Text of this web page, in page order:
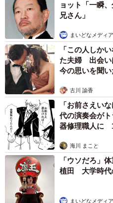
その日、元々私は仕事で主人
が酷く保育園に行けないので
した。そこで「昼飲みは行け
を入れてくれました。
日頃から主人と娘を2人にす
ったので16時までの仕事を
した。私が家に帰ると、娘は
きてよかった…」と思ってい
備を始めて。15時過ぎに昼飲
た！ 目が点でした笑。
――その結果、深夜に友達を
ョット「一瞬
兄さん」
まいどなメディア
「この人しか
た夫婦 出会い
今の思いを聞い
古川 諭香
「お前さえい
代の演奏会が
器修理職人に
海川 まこと
「ウソだろ」
植田 大学時代
まいどなメディア